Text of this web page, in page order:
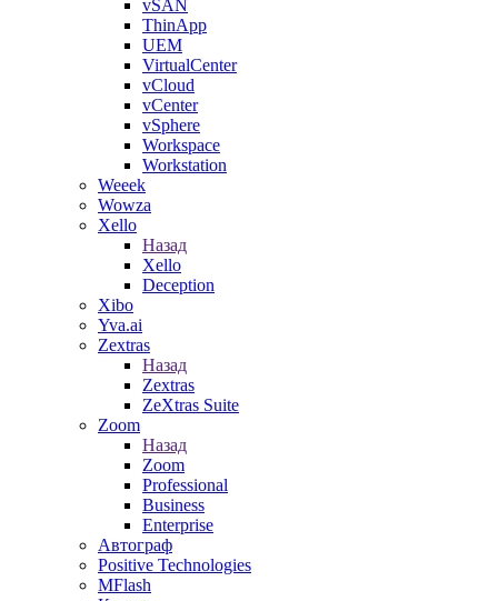
vSAN
ThinApp
UEM
VirtualCenter
vCloud
vCenter
vSphere
Workspace
Workstation
Weeek
Wowza
Xello
Назад
Xello
Deception
Xibo
Yva.ai
Zextras
Назад
Zextras
ZeXtras Suite
Zoom
Назад
Zoom
Professional
Business
Enterprise
Автограф
Positive Technologies
MFlash